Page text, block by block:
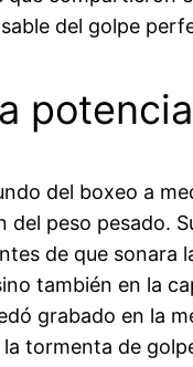
del golpe
del boxeo a
peso pesado.
de que
también en la
grabado en la
tormenta de